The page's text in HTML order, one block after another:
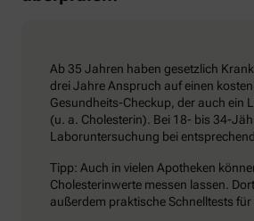
Ab 35 Jahren haben gesetzlich
drei Jahre Anspruch auf einen
Gesundheits-Checkup, der auch ein
(u. a. Cholesterin). Bei 18- bis 34-
Laboruntersuchung bei
Tipp: Auch in vielen Apotheken
Cholesterinwerte messen lassen.
außerdem praktische Schnelltests für